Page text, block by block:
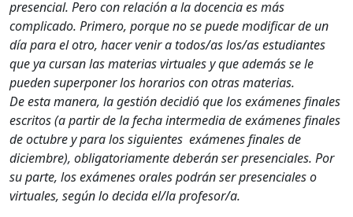
presencial. Pero con relación a la docencia es más
complicado. Primero, porque no se puede modificar de un
día para el otro, hacer venir a todos/as los/as estudiantes
que ya cursan las materias virtuales y que además se le
pueden superponer los horarios con otras materias.
De esta manera, la gestión decidió que los exámenes finales
escritos (a partir de la fecha intermedia de exámenes finales
de octubre y para los siguientes exámenes finales de
diciembre), obligatoriamente deberán ser presenciales. Por
su parte, los exámenes orales podrán ser presenciales o
virtuales, según lo decida el/la profesor/a.